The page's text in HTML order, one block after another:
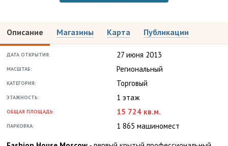
Описание Магазины Карта Публикации
ДАТА ОТКРЫТИЯ: 27 июня 2013
МАСШТАБ: Региональный
КАТЕГОРИЯ: Торговый
ЭТАЖНОСТЬ: 1 этаж
ОБЩАЯ ПЛОЩАДЬ: 15 724 кв.м.
ПАРКОВКА:
1 865 машиномест